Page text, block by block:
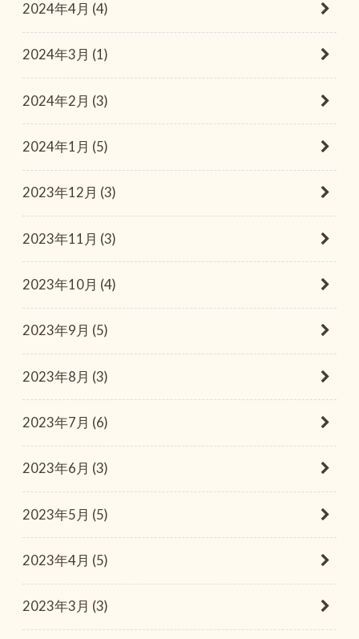
2024年4月 (4)
2024年3月 (1)
2024年2月 (3)
2024年1月 (5)
2023年12月 (3)
2023年11月 (3)
2023年10月 (4)
2023年9月 (5)
2023年8月 (3)
2023年7月 (6)
2023年6月 (3)
2023年5月 (5)
2023年4月 (5)
2023年3月 (3)